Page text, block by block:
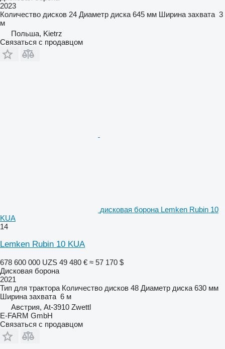
2023
Количество дисков 24 Диаметр диска 645 мм Ширина захвата 3
м
Польша, Kietrz
Связаться с продавцом
дисковая борона Lemken Rubin 10
KUA
14
Lemken Rubin 10 KUA
678 600 000 UZS 49 480 € ≈ 57 170 $
Дисковая борона
2021
Тип для трактора Количество дисков 48 Диаметр диска 630 мм
Ширина захвата 6 м
Австрия, At-3910 Zwettl
E-FARM GmbH
Связаться с продавцом